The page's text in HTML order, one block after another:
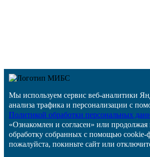
Мы используем сервис веб-аналитики
анализа трафика и персонализации с
Политикой обработки персональных
«Ознакомлен и согласен» или продолжая
обработку собранных с помощью
пожалуйста, покиньте сайт или